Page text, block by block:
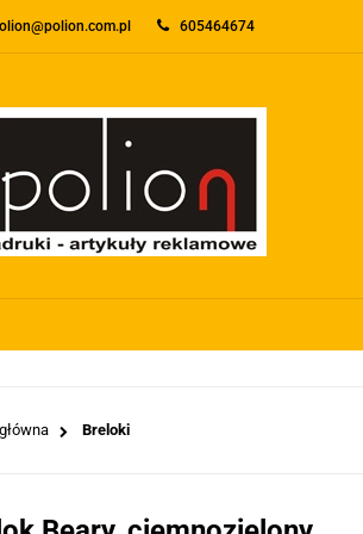
605464674
O FIRMIE
Breloki